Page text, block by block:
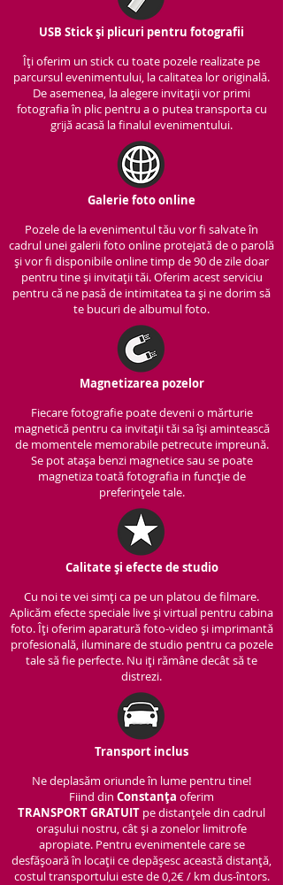
USB Stick și plicuri pentru fotografii
Îți oferim un stick cu toate pozele realizate pe
parcursul evenimentului, la calitatea lor originală.
De asemenea, la alegere invitații vor primi
fotografia în plic pentru a o putea transporta cu
grijă acasă la finalul evenimentului.
Galerie foto online
Pozele de la evenimentul tău vor fi salvate în
cadrul unei galerii foto online protejată de o parolă
și vor fi disponibile online timp de 90 de zile doar
pentru tine și invitații tăi. Oferim acest serviciu
pentru că ne pasă de intimitatea ta și ne dorim să
te bucuri de albumul foto.
Magnetizarea pozelor
Fiecare fotografie poate deveni o mărturie
magnetică pentru ca invitații tăi sa își amintească
de momentele memorabile petrecute impreună.
Se pot atașa benzi magnetice sau se poate
magnetiza toată fotografia in funcție de
preferințele tale.
Calitate și efecte de studio
Cu noi te vei simți ca pe un platou de filmare.
Aplicăm efecte speciale live și virtual pentru cabina
foto. Îți oferim aparatură foto-video și imprimantă
profesională, iluminare de studio pentru ca pozele
tale să fie perfecte. Nu iți rămâne decât să te
distrezi.
Transport inclus
Ne deplasăm oriunde în lume pentru tine!
Fiind din Constanța oferim
TRANSPORTGRATUIT pe distanțele din cadrul
orașului nostru, cât și a zonelor limitrofe
apropiate. Pentru evenimentele care se
desfășoară în locații ce depășesc această distanță,
costul transportului este de 0,2€ / km dus-întors.